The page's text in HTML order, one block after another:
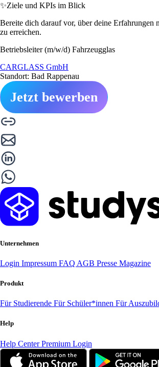
✨Ziele und KPIs im Blick
Bereite dich darauf vor, über deine
zu erreichen.
Betriebsleiter (m/w/d) Fahrzeugglas
CARGLASS GmbH
Standort: Bad Rappenau
Jetzt bewerben
Unternehmen
Login Impressum FAQ AGB Presse Magazine
Produkt
Für Studierende Für Schüler*innen Für
Help
Help CenterPremium Login